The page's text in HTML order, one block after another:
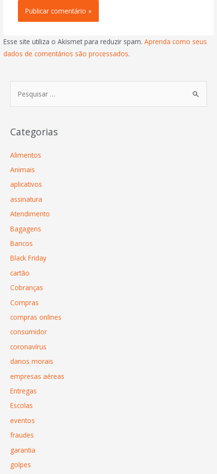
Esse site utiliza o Akismet para reduzir spam.Aprenda como seus
dados de comentários são processados.
Categorias
Alimentos
Animais
aplicativos
assinatura
Atendimento
Bagagens
Bancos
Black Friday
cartão
Cobranças
Compras
compras onlines
consumidor
coronavírus
danos morais
empresas aéreas
Entregas
Escolas
eventos
fraudes
garantia
golpes